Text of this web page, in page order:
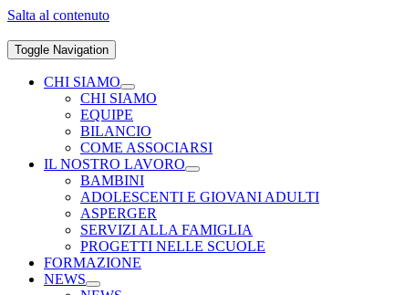
Salta al contenuto
Toggle Navigation
CHI SIAMO
CHI SIAMO
EQUIPE
BILANCIO
COME ASSOCIARSI
IL NOSTRO LAVORO
BAMBINI
ADOLESCENTI E GIOVANI ADULTI
ASPERGER
SERVIZI ALLA FAMIGLIA
PROGETTI NELLE SCUOLE
FORMAZIONE
NEWS